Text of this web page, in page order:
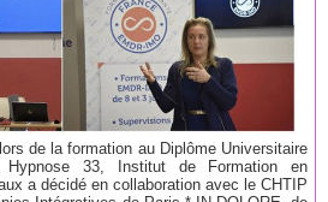
de la formation au Diplôme Universitaire
Hypnose 33, Institut de Formation en
a décidé en collaboration avec le CHTIP